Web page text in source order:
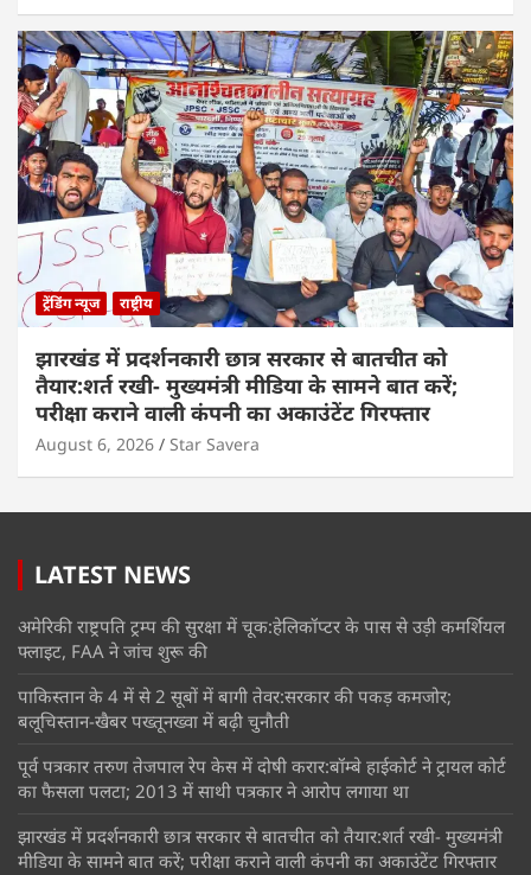
ट्रेंडिंग न्यूज राष्ट्रीय
झारखंड में प्रदर्शनकारी छात्र सरकार से बातचीत को
तैयार:शर्त रखी- मुख्यमंत्री मीडिया के सामने बात करें;
परीक्षा कराने वाली कंपनी का अकाउंटेंट गिरफ्तार
August 6, 2026 Star Savera
LATEST NEWS
अमेरिकी राष्ट्रपति ट्रम्प की सुरक्षा में चूक:हेलिकॉप्टर के पास से उड़ी कमर्शियल
फ्लाइट, FAA ने जांच शुरू की
पाकिस्तान के 4 में से 2 सूबों में बागी तेवर:सरकार की पकड़ कमजोर;
बलूचिस्तान-खैबर पख्तूनख्वा में बढ़ी चुनौती
पूर्व पत्रकार तरुण तेजपाल रेप केस में दोषी करार:बॉम्बे हाईकोर्ट ने ट्रायल कोर्ट
का फैसला पलटा; 2013 में साथी पत्रकार ने आरोप लगाया था
झारखंड में प्रदर्शनकारी छात्र सरकार से बातचीत को तैयार:शर्त रखी- मुख्यमंत्री
मीडिया के सामने बात करें; परीक्षा कराने वाली कंपनी का अकाउंटेंट गिरफ्तार